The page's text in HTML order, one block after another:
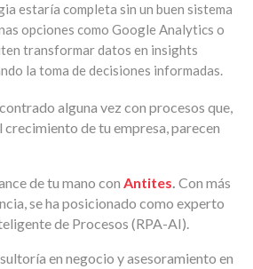
estaría completa sin un buen sistema
opciones como Google Analytics o
transformar datos en insights
la toma de decisiones informadas.
alguna vez con procesos que,
crecimiento de tu empresa, parecen
de tu mano con Antites. Con más
se ha posicionado como experto
de Procesos (RPA-AI).
en negocio y asesoramiento en